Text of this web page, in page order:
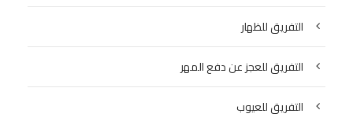
التفريق للظهار
التفريق للعجز عن دفع المهر
التفريق للعيوب